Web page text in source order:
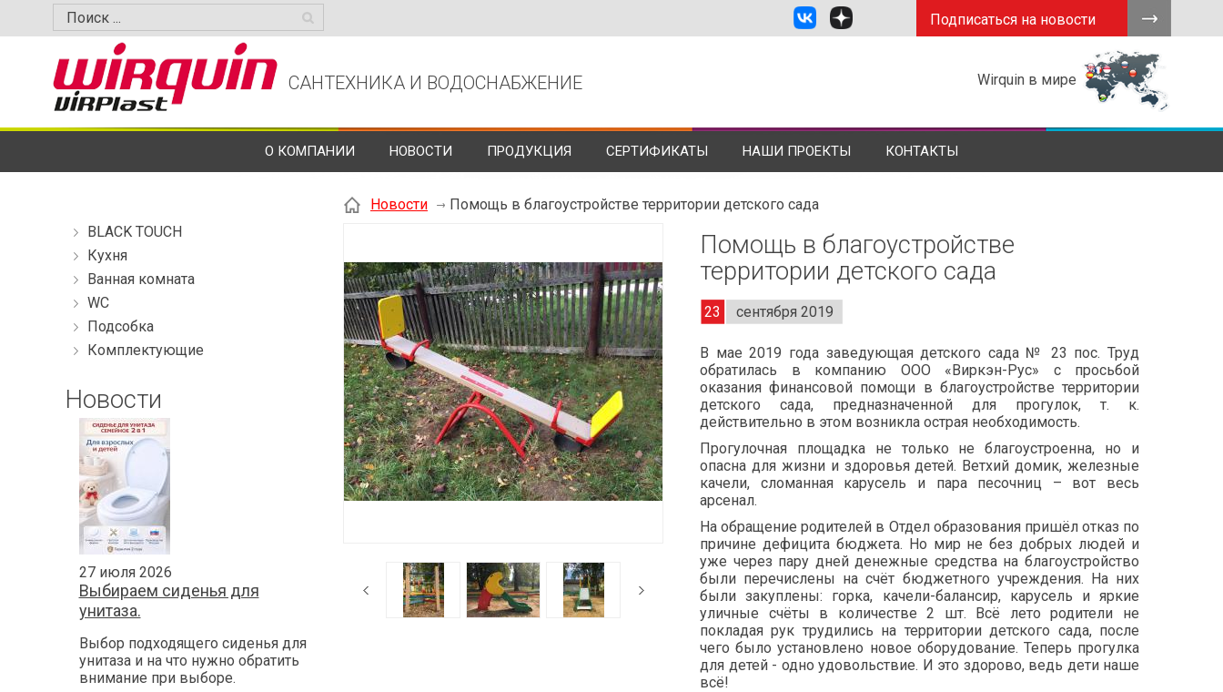
Подписаться на новости
САНТЕХНИКА И ВОДОСНАБЖЕНИЕ Wirquin в мире
О КОМПАНИИ НОВОСТИ ПРОДУКЦИЯ СЕРТИФИКАТЫ НАШИ ПРОЕКТЫ КОНТАКТЫ
BLACK TOUCH
Кухня
Ванная комната
WC
Подсобка
Комплектующие
Новости
27 июля 2026
Выбираем сиденья для
унитаза.
Выбор подходящего сиденья для
унитаза и на что нужно обратить
внимание при выборе.
Новости Помощь в благоустройстве территории детского сада
Помощь в благоустройстве
территории детского сада
23 сентября 2019
В мае 2019 года заведующая детского сада № 23 пос. Труд
обратилась в компанию ООО «Виркэн-Рус» с просьбой
оказания финансовой помощи в благоустройстве территории
детского сада, предназначенной для прогулок, т. к.
действительно в этом возникла острая необходимость.
Прогулочная площадка не только не благоустроенна, но и
опасна для жизни и здоровья детей. Ветхий домик, железные
качели, сломанная карусель и пара песочниц – вот весь
арсенал.
На обращение родителей в Отдел образования пришёл отказ по
причине дефицита бюджета. Но мир не без добрых людей и
уже через пару дней денежные средства на благоустройство
были перечислены на счёт бюджетного учреждения. На них
были закуплены: горка, качели-балансир, карусель и яркие
уличные счёты в количестве 2 шт. Всё лето родители не
покладая рук трудились на территории детского сада, после
чего было установлено новое оборудование. Теперь прогулка
для детей - одно удовольствие. И это здорово, ведь дети наше
всё!